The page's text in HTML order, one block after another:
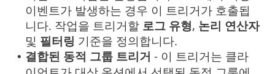
이벤트가 발생하는 경우 이 트리거가 호출됩
니다. 작업을 트리거할 로그 유형, 논리 연산자
및 필터링 기준을 정의합니다.
• 결합된 동적 그룹 트리거 - 이 트리거는 클라